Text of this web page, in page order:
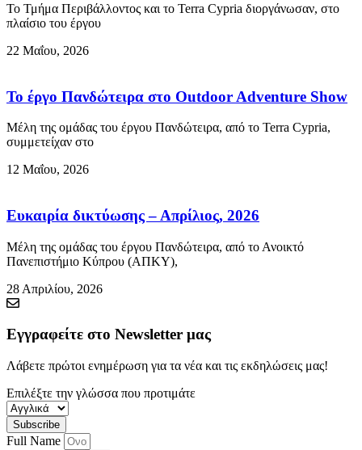
Το Τμήμα Περιβάλλοντος και το Terra Cypria διοργάνωσαν, στο
πλαίσιο του έργου
22 Μαΐου, 2026
Το έργο Πανδώτειρα στο Outdoor Adventure Show
Μέλη της ομάδας του έργου Πανδώτειρα, από το Terra Cypria,
συμμετείχαν στο
12 Μαΐου, 2026
Ευκαιρία δικτύωσης – Απρίλιος, 2026
Μέλη της ομάδας του έργου Πανδώτειρα, από το Ανοικτό
Πανεπιστήμιο Κύπρου (ΑΠΚΥ),
28 Απριλίου, 2026
Εγγραφείτε στο Newsletter μας
Λάβετε πρώτοι ενημέρωση για τα νέα και τις εκδηλώσεις μας!
Επιλέξτε την γλώσσα που προτιμάτε
Subscribe
Full Name